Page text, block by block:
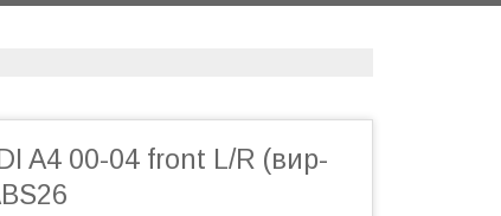
A4 00-04 front L/R (вир-